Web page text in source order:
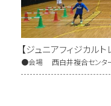
【ジュニアフィジカル
●会場 西白井複合センター（